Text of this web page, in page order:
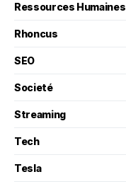
Ressources Humaines
Rhoncus
SEO
Societé
Streaming
Tech
Tesla